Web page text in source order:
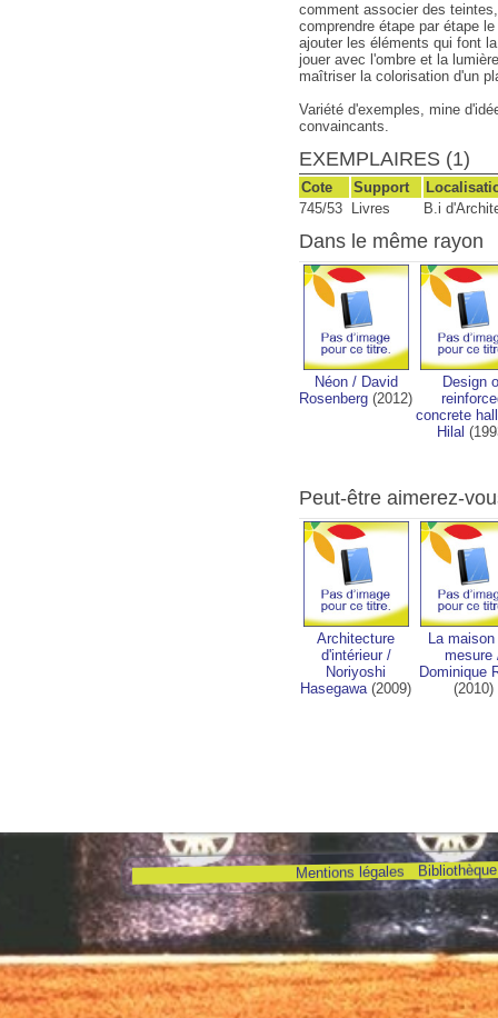
comment associer des teintes,
comprendre étape par étape
ajouter les éléments qui font
jouer avec l'ombre et la
maîtriser la colorisation d'un
Variété d'exemples, mine
convaincants.
EXEMPLAIRES (1)
Cote Support
745/53
Livres B.i
Dans le même rayon
Néon/ David
Rosenberg (2012)
Design
concrete
Hilal
Peut-être aimerez-
Architecture
d'intérieur/
Noriyoshi
Hasegawa(2009)
La maison
mesure
Dominique
(2010)
Mentions légales